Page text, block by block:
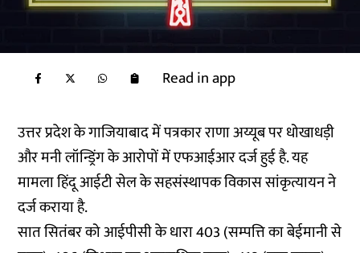
Read in app
उत्तर प्रदेश के गाजियाबाद में पत्रकार राणा अय्यूब पर धोखाधड़ी
और मनी लॉन्ड्रिंग के आरोपों में एफआईआर दर्ज हुई है. यह
मामला हिंदू आईटी सेल के सहसंस्थापक विकास सांकृत्यायन ने
दर्ज कराया है.
सात सितंबर को आईपीसी के धारा 403 (सम्पत्ति का बेईमानी से